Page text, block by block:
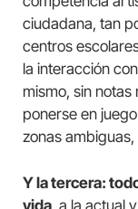
ciudadana, tan
centros
la interacción
mismo, sin
ponerse en
zonas
Y la tercera:
vida, a la actual